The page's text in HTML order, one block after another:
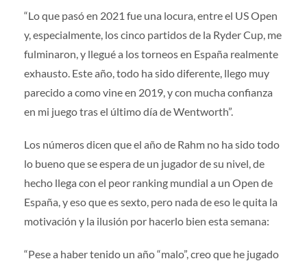
“Lo que pasó en 2021 fue una locura, entre el US Open
y, especialmente, los cinco partidos de la Ryder Cup, me
fulminaron, y llegué a los torneos en España realmente
exhausto. Este año, todo ha sido diferente, llego muy
parecido a como vine en 2019, y con mucha confianza
en mi juego tras el último día de Wentworth”.
Los números dicen que el año de Rahm no ha sido todo
lo bueno que se espera de un jugador de su nivel, de
hecho llega con el peor ranking mundial a un Open de
España, y eso que es sexto, pero nada de eso le quita la
motivación y la ilusión por hacerlo bien esta semana:
“Pese a haber tenido un año “malo”, creo que he jugado